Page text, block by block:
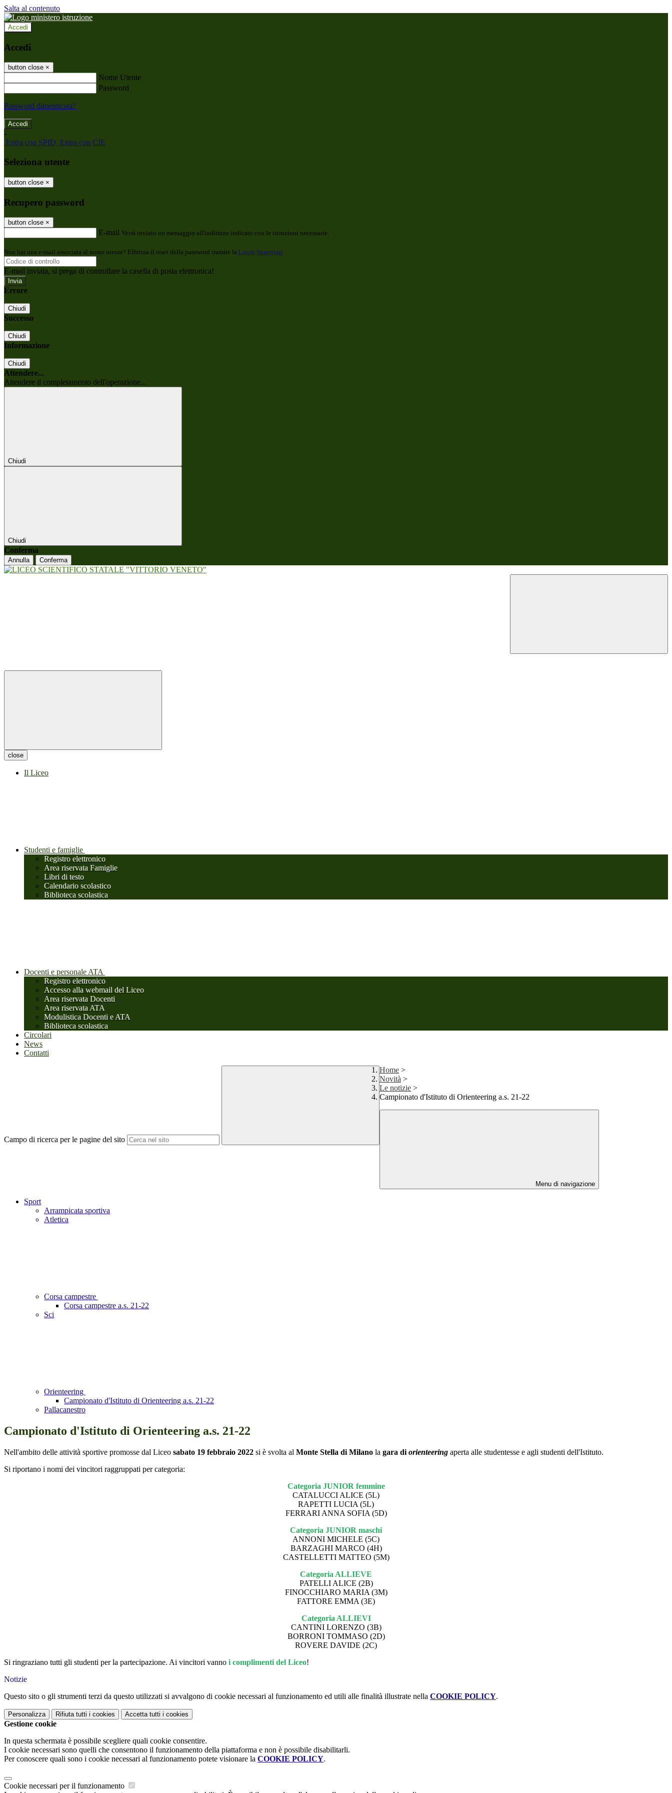
Salta al contenuto
Accedi
Accedi
button close ×
Nome Utente
Password
Password dimenticata?
-
Entra con SPID Entra con CIE
Seleziona utente
button close ×
Recupero password
button close ×
E-mail Verrà inviato un messaggio all'indirizzo indicato con le istruzioni necessarie.
Non hai una e-mail associata al nome utente? Effettua il reset della password tramite la Login Spaggiari
E-mail inviata, si prega di controllare la casella di posta elettronica!
Errore
Chiudi
Successo
Chiudi
Informazione
Chiudi
Attendere...
Attendere il completamento dell'operazione...
Chiudi
Chiudi
Conferma
Annulla Conferma
close
Il Liceo
Studenti e famiglie
Registro elettronico
Area riservata Famiglie
Libri di testo
Calendario scolastico
Biblioteca scolastica
Docenti e personale ATA
Registro elettronico
Accesso alla webmail del Liceo
Area riservata Docenti
Area riservata ATA
Modulistica Docenti e ATA
Biblioteca scolastica
Circolari
News
Contatti
Campo di ricerca per le pagine del sito
Home >
Novità >
Le notizie >
Campionato d'Istituto di Orienteering a.s. 21-22
Menu di navigazione
Sport
Arrampicata sportiva
Atletica
Corsa campestre
Corsa campestre a.s. 21-22
Sci
Orienteering
Campionato d'Istituto di Orienteering a.s. 21-22
Pallacanestro
Campionato d'Istituto di Orienteering a.s. 21-22
Nell'ambito delle attività sportive promosse dal Liceo sabato 19 febbraio 2022 si è svolta al Monte Stella di Milano la gara di orienteering aperta alle studentesse e agli studenti dell'Istituto.
Si riportano i nomi dei vincitori raggruppati per categoria:
Categoria JUNIOR femmine
CATALUCCI ALICE (5L)
RAPETTI LUCIA (5L)
FERRARI ANNA SOFIA (5D)
Categoria JUNIOR maschi
ANNONI MICHELE (5C)
BARZAGHI MARCO (4H)
CASTELLETTI MATTEO (5M)
Categoria ALLIEVE
PATELLI ALICE (2B)
FINOCCHIARO MARIA (3M)
FATTORE EMMA (3E)
Categoria ALLIEVI
CANTINI LORENZO (3B)
BORRONI TOMMASO (2D)
ROVERE DAVIDE (2C)
Si ringraziano tutti gli studenti per la partecipazione. Ai vincitori vanno i complimenti del Liceo!
Notizie
Questo sito o gli strumenti terzi da questo utilizzati si avvalgono di cookie necessari al funzionamento ed utili alle finalità illustrate nella COOKIE POLICY.
Personalizza Rifiuta tutti i cookies Accetta tutti i cookies
Gestione cookie
In questa schermata è possibile scegliere quali cookie consentire.
I cookie necessari sono quelli che consentono il funzionamento della piattaforma e non è possibile disabilitarli.
Per conoscere quali sono i cookie necessari al funzionamento potete visionare la COOKIE POLICY.
Cookie necessari per il funzionamento